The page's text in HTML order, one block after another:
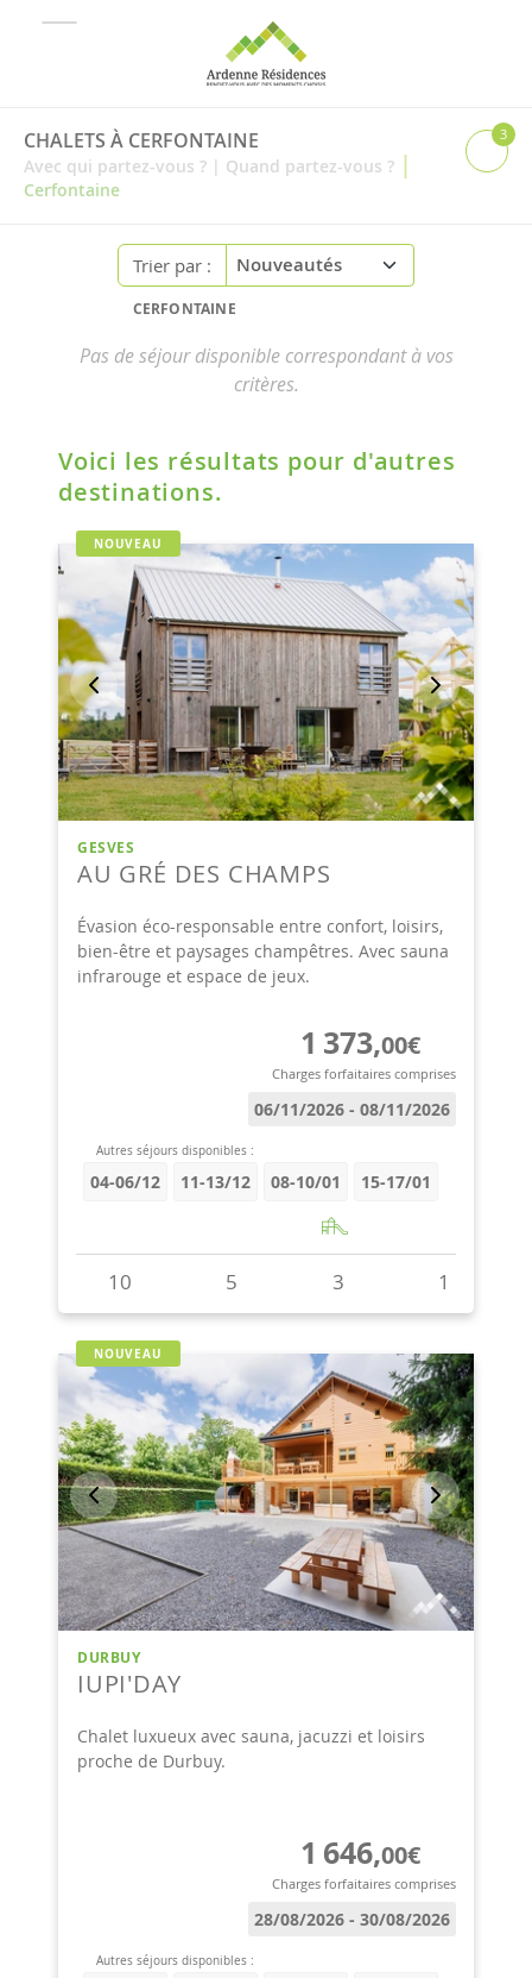
CHALETS À CERFONTAINE
Avec qui partez-vous ? | Quand partez-vous ? |
Cerfontaine
3
Trier par :
CERFONTAINE
Pas de séjour disponible correspondant à vos
critères.
Voici les résultats pour d'autres
destinations.